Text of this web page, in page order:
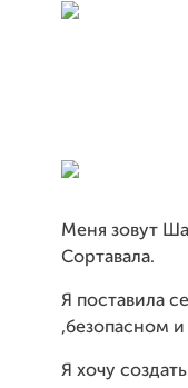
Меня зовут
Сортавала.
Я поставила
,безопасном
Я хочу